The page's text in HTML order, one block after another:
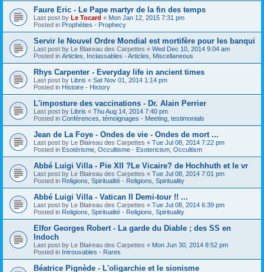
Faure Eric - Le Pape martyr de la fin des temps
Last post by Le Tocard « Mon Jan 12, 2015 7:31 pm
Posted in Prophéties - Prophecy
Servir le Nouvel Ordre Mondial est mortifère pour les banqui
Last post by Le Blaireau des Carpettes « Wed Dec 10, 2014 9:04 am
Posted in Articles, Inclassables - Articles, Miscellaneous
Rhys Carpenter - Everyday life in ancient times
Last post by Libris « Sat Nov 01, 2014 1:14 pm
Posted in Histoire - History
L'imposture des vaccinations - Dr. Alain Perrier
Last post by Libris « Thu Aug 14, 2014 7:40 pm
Posted in Conférences, témoignages - Meeting, testimonials
Jean de La Foye - Ondes de vie - Ondes de mort ...
Last post by Le Blaireau des Carpettes « Tue Jul 08, 2014 7:22 pm
Posted in Esotérisme, Occultisme - Esotericism, Occultism
Abbé Luigi Villa - Pie XII ?Le Vicaire? de Hochhuth et le vr
Last post by Le Blaireau des Carpettes « Tue Jul 08, 2014 7:01 pm
Posted in Religions, Spiritualité - Religions, Spirituality
Abbé Luigi Villa - Vatican II Demi-tour !! ...
Last post by Le Blaireau des Carpettes « Tue Jul 08, 2014 6:39 pm
Posted in Religions, Spiritualité - Religions, Spirituality
Elfor Georges Robert - La garde du Diable ; des SS en
Indoch
Last post by Le Blaireau des Carpettes « Mon Jun 30, 2014 8:52 pm
Posted in Introuvables - Rares
Béatrice Pignède - L'oligarchie et le sionisme